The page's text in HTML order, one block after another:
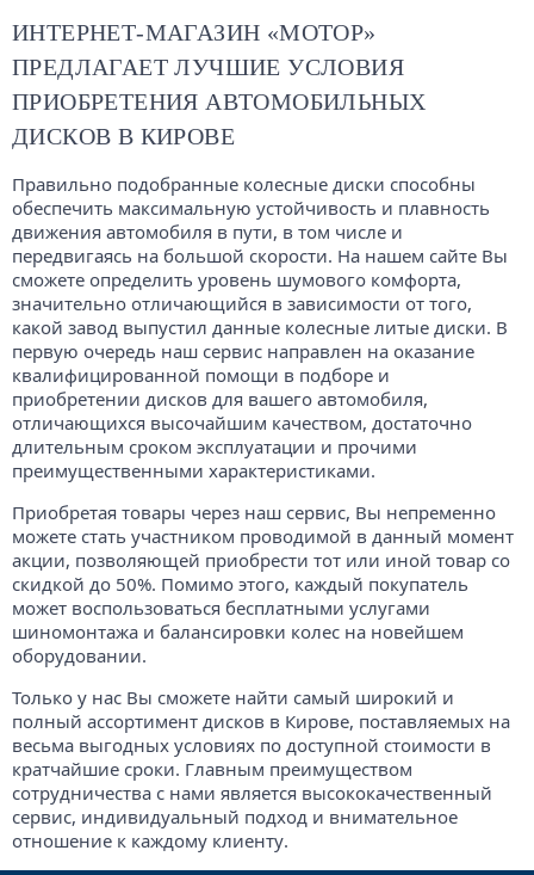
ИНТЕРНЕТ-МАГАЗИН «МОТОР»
ПРЕДЛАГАЕТ ЛУЧШИЕ УСЛОВИЯ
ПРИОБРЕТЕНИЯ АВТОМОБИЛЬНЫХ
ДИСКОВ В КИРОВЕ
Правильно подобранные колесные диски способны
обеспечить максимальную устойчивость и плавность
движения автомобиля в пути, в том числе и
передвигаясь на большой скорости. На нашем сайте Вы
сможете определить уровень шумового комфорта,
значительно отличающийся в зависимости от того,
какой завод выпустил данные колесные литые диски. В
первую очередь наш сервис направлен на оказание
квалифицированной помощи в подборе и
приобретении дисков для вашего автомобиля,
отличающихся высочайшим качеством, достаточно
длительным сроком эксплуатации и прочими
преимущественными характеристиками.
Приобретая товары через наш сервис, Вы непременно
можете стать участником проводимой в данный момент
акции, позволяющей приобрести тот или иной товар со
скидкой до 50%. Помимо этого, каждый покупатель
может воспользоваться бесплатными услугами
шиномонтажа и балансировки колес на новейшем
оборудовании.
Только у нас Вы сможете найти самый широкий и
полный ассортимент дисков в Кирове, поставляемых на
весьма выгодных условиях по доступной стоимости в
кратчайшие сроки. Главным преимуществом
сотрудничества с нами является высококачественный
сервис, индивидуальный подход и внимательное
отношение к каждому клиенту.